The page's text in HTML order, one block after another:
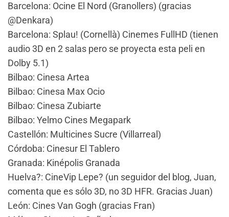
Barcelona: Ocine El Nord (Granollers) (gracias
@Denkara)
Barcelona: Splau! (Cornellà) Cinemes FullHD (tienen
audio 3D en 2 salas pero se proyecta esta peli en
Dolby 5.1)
Bilbao: Cinesa Artea
Bilbao: Cinesa Max Ocio
Bilbao: Cinesa Zubiarte
Bilbao: Yelmo Cines Megapark
Castellón: Multicines Sucre (Villarreal)
Córdoba: Cinesur El Tablero
Granada: Kinépolis Granada
Huelva?: CineVip Lepe? (un seguidor del blog, Juan,
comenta que es sólo 3D, no 3D HFR. Gracias Juan)
León: Cines Van Gogh (gracias Fran)